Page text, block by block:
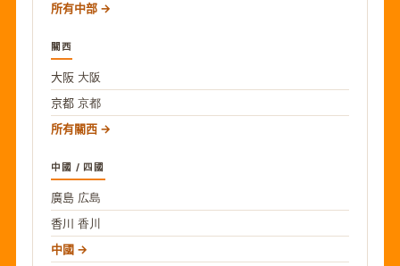
所有中部
關西
大阪 大阪
京都 京都
所有關西
中國 / 四國
廣島 広島
香川 香川
中國